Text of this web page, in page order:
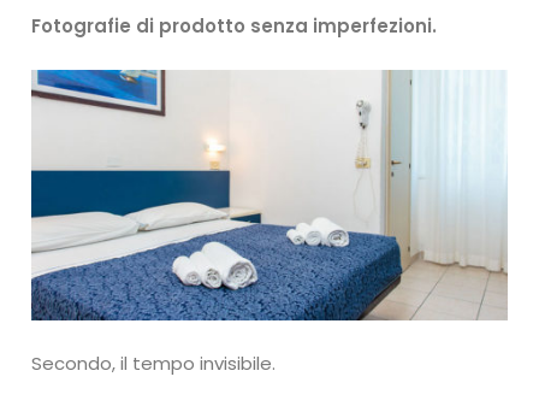
Fotografie di prodotto senza imperfezioni.
Secondo, il tempo invisibile.